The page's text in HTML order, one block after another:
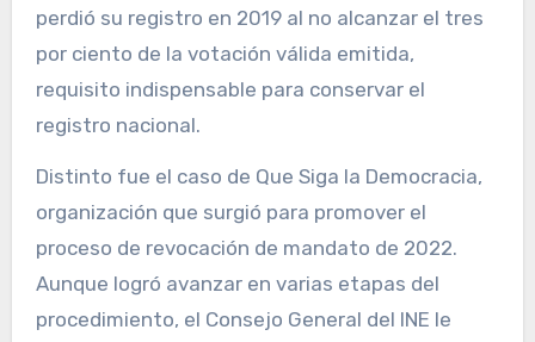
perdió su registro en 2019 al no alcanzar el tres
por ciento de la votación válida emitida,
requisito indispensable para conservar el
registro nacional.
Distinto fue el caso de Que Siga la Democracia,
organización que surgió para promover el
proceso de revocación de mandato de 2022.
Aunque logró avanzar en varias etapas del
procedimiento, el Consejo General del INE le